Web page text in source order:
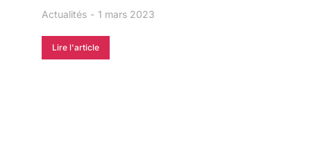
Actualités 1 mars 2023
Lire l'article